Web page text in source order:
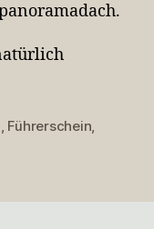
Führerschein